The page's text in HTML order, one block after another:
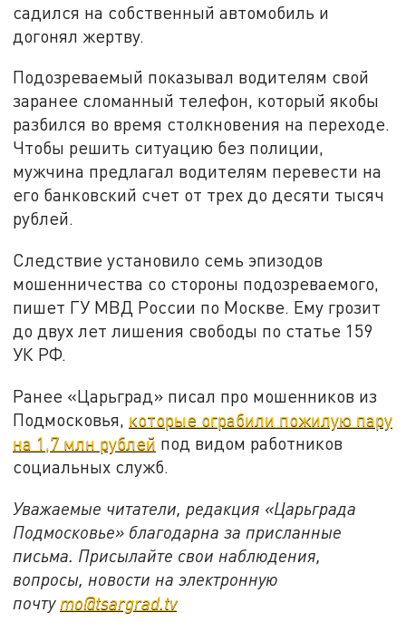
садился на собственный автомобиль и
догонял жертву.
Подозреваемый показывал водителям свой
заранее сломанный телефон, который якобы
разбился во время столкновения на переходе.
Чтобы решить ситуацию без полиции,
мужчина предлагал водителям перевести на
его банковский счет от трех до десяти тысяч
рублей.
Следствие установило семь эпизодов
мошенничества со стороны подозреваемого,
пишет ГУ МВД России по Москве. Ему грозит
до двух лет лишения свободы по статье 159
УК РФ.
Ранее «Царьград» писал про мошенников из
Подмосковья, которые ограбили пожилую пару
на 1,7 млн рублей под видом работников
социальных служб.
Уважаемые читатели, редакция «Царьграда
Подмосковье» благодарна за присланные
письма. Присылайте свои наблюдения,
вопросы, новости на электронную
почту mo@tsargrad.tv